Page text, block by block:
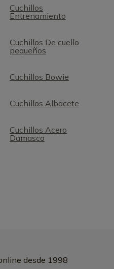
Cuchillos
Entrenamiento
Cuchillos De cuello
pequeños
Cuchillos Bowie
Cuchillos Albacete
Cuchillos Acero
Damasco
desde 1998